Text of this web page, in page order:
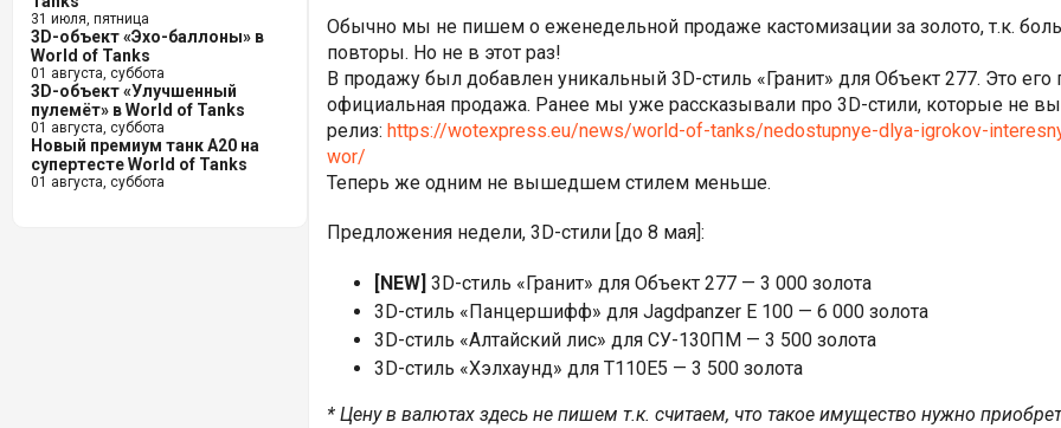
31 июля, пятница
3D-объект «Эхо-баллоны» в
World of Tanks
01 августа, суббота
3D-объект «Улучшенный
пулемёт» в World of Tanks
01 августа, суббота
Новый премиум танк A20 на
супертесте World of Tanks
01 августа, суббота
Обычно мы не пишем о еженедельной продаже кастомизации за золото, т.к.
повторы. Но не в этот раз!
В продажу был добавлен уникальный 3D-стиль «Гранит» для Объект 277. Это его
официальная продажа. Ранее мы уже рассказывали про 3D-стили, которые не
релиз: https://wotexpress.eu/news/world-of-tanks/nedostupnye-dlya-igrokov-
wor/
Теперь же одним не вышедшем стилем меньше.
Предложения недели, 3D-стили [до 8 мая]:
[NEW] 3D-стиль «Гранит» для Объект 277 — 3 000 золота
3D-стиль «Панцершифф» для Jagdpanzer E 100 — 6 000 золота
3D-стиль «Алтайский лис» для СУ-130ПМ — 3 500 золота
3D-стиль «Хэлхаунд» для T110E5 — 3 500 золота
* Цену в валютах здесь не пишем т.к. считаем, что такое имущество нужно